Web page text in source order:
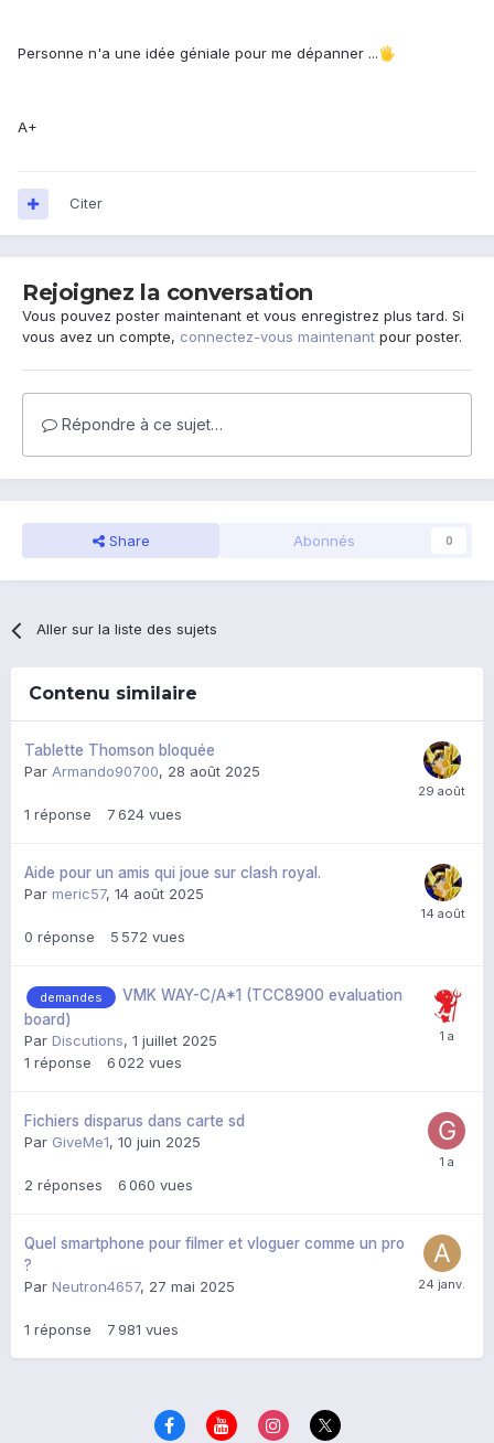
Personne n'a une idée géniale pour me dépanner ... 🖐️
A+
Citer
Rejoignez la conversation
Vous pouvez poster maintenant et vous enregistrez plus tard. Si
vous avez un compte, connectez-vous maintenant pour poster.
Répondre à ce sujet…
Share Abonnés 0
Aller sur la liste des sujets
Contenu similaire
Tablette Thomson bloquée
Par Armando90700, 28 août 2025
1 réponse 7 624 vues
Aide pour un amis qui joue sur clash royal.
Par meric57, 14 août 2025
0 réponse 5 572 vues
demandes
VMK WAY-C/A*1 (TCC8900 evaluation
board)
Par Discutions, 1 juillet 2025
1 réponse 6 022 vues
Fichiers disparus dans carte sd
Par GiveMe1, 10 juin 2025
2 réponses 6 060 vues
Quel smartphone pour filmer et vloguer comme un pro
?
Par Neutron4657, 27 mai 2025
1 réponse 7 981 vues